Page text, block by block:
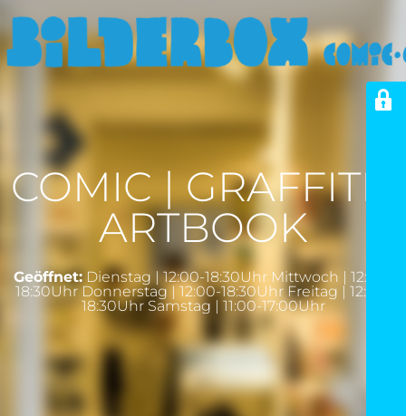
COMIC | GRAFFITI |
ARTBOOK
Geöffnet: Dienstag | 12:00-18:30Uhr Mittwoch | 12:00-
18:30Uhr Donnerstag | 12:00-18:30Uhr Freitag | 12:00-
18:30Uhr Samstag | 11:00-17:00Uhr